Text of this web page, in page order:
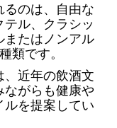
のは、自由な
ル、クラシッ
またはノンアル
類です。
近年の飲酒文
がらも健康や
を提案してい